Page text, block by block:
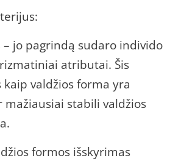
jo pagrindą sudaro individo
atributai. Šis
valdžios forma yra
stabili valdžios
formos išskyrimas